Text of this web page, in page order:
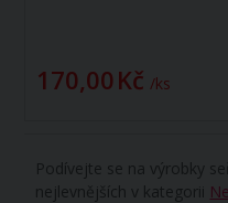
170,00 Kč / ks
Podívejte se na výrobky
nejlevnějších v kategorii